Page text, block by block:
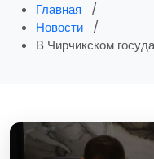
Главная
Новости
В Чирчикском